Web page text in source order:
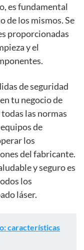
es fundamental
de los mismos. Se
proporcionadas
y el
de seguridad
tu negocio de
las normas
de
los
del fabricante.
y seguro es
los
láser.
características